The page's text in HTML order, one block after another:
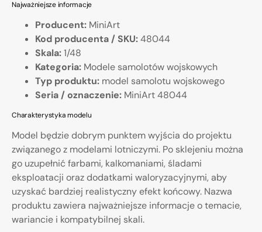
Najważniejsze informacje
Producent: MiniArt
Kod producenta / SKU:48044
Skala:1/48
Kategoria: Modele samolotów wojskowych
Typ produktu: model samolotu wojskowego
Seria / oznaczenie: MiniArt 48044
Charakterystyka modelu
Model będzie dobrym punktem wyjścia do projektu
związanego z modelami lotniczymi. Po sklejeniu można
go uzupełnić farbami, kalkomaniami, śladami
eksploatacji oraz dodatkami waloryzacyjnymi, aby
uzyskać bardziej realistyczny efekt końcowy. Nazwa
produktu zawiera najważniejsze informacje o temacie,
wariancie i kompatybilnej skali.